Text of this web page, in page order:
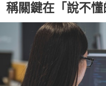
稱關鍵在「說不懂